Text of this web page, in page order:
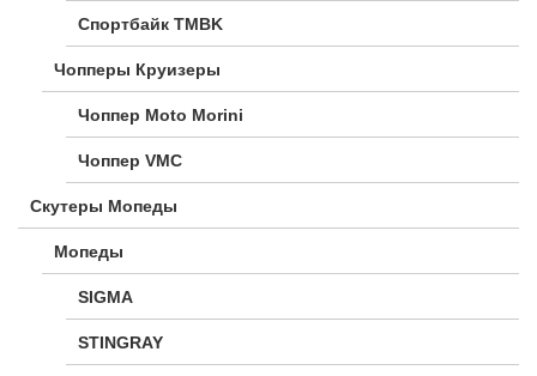
Спортбайк TMBK
Чопперы Круизеры
Чоппер Moto Morini
Чоппер VMC
Скутеры Мопеды
Мопеды
SIGMA
STINGRAY